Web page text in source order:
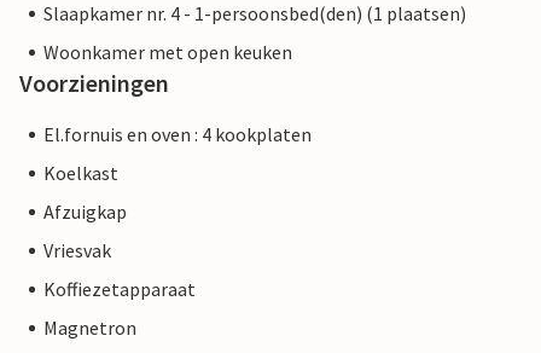
Slaapkamer nr. 4 - 1-persoonsbed(den) (1 plaatsen)
Woonkamer met open keuken
Voorzieningen
El.fornuis en oven : 4 kookplaten
Koelkast
Afzuigkap
Vriesvak
Koffiezetapparaat
Magnetron